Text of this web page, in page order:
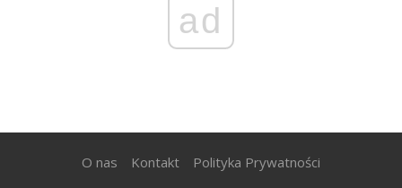
ad
O nas Kontakt Polityka Prywatności